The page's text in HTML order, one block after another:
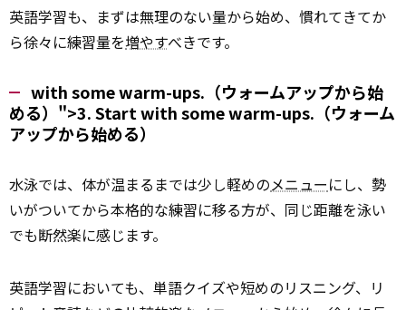
英語学習も、まずは無理のない量から始め、慣れてきてか
ら徐々に練習量を増やすべきです。
with some warm-ups.（ウォームアップから始
める）">3. Startwithsome warm-ups.（ウォーム
アップから始める）
水泳では、体が温まるまでは少し軽めのメニューにし、勢
いがついてから本格的な練習に移る方が、同じ距離を泳い
でも断然楽に感じます。
英語学習においても、単語クイズや短めのリスニング、リ